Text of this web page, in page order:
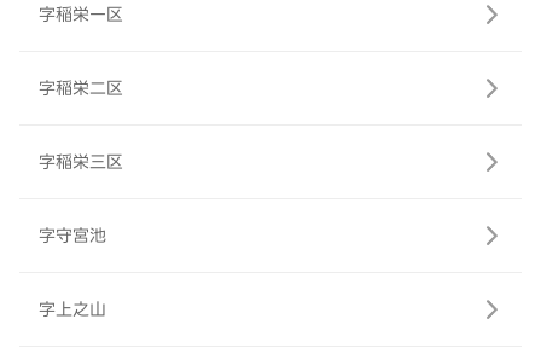
字稲栄一区
字稲栄二区
字稲栄三区
字守宮池
字上之山